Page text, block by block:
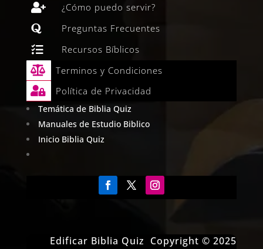
 ¿Cómo puedo servir?
 Preguntas Frecuentes
 Recursos Bíblicos
 Terminos y Condiciones
 Política de Privacidad
Temática de Biblia Quiz
Manuales de Estudio Biblico
Inicio Biblia Quiz
Edificar Biblia Quiz Copyright © 2025